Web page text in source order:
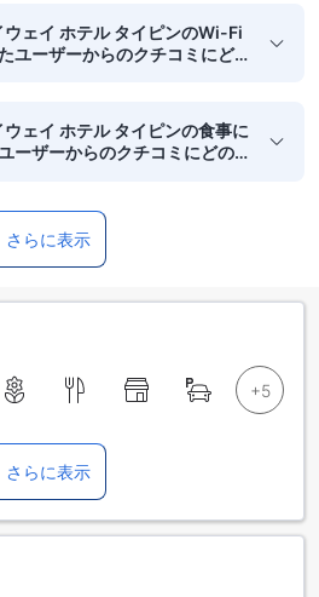
ェイ ホテル タイピンのWi-Fi
ユーザーからのクチコミにど
ェイ ホテル タイピンの食事に
ーザーからのクチコミにどの
さらに表示
さらに表示